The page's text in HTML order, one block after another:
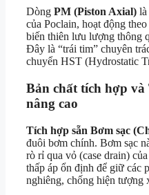
Dòng PM (Piston Axial) là
của Poclain, hoạt động
biến thiên lưu lượng thông
Đây là “trái tim” chuyên
chuyển HST (Hydrostatic
Bản chất tích hợp
nâng cao
Tích hợp sẵn Bơm sạc
đuôi bơm chính. Bơm sạc
rò rỉ qua vỏ (case drain)
thấp áp ổn định để giữ các
nghiêng, chống hiện tượng